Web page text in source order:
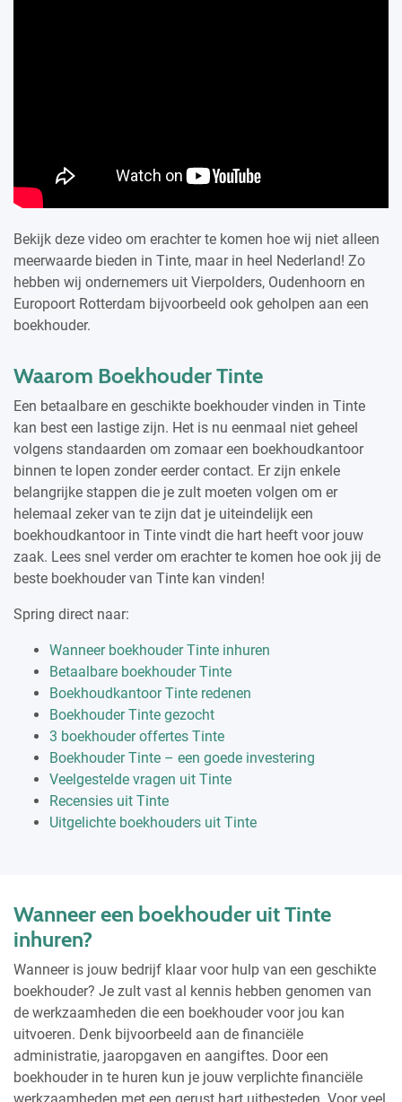
Bekijk deze video om erachter te komen hoe wij niet alleen
meerwaarde bieden in Tinte, maar in heel Nederland! Zo
hebben wij ondernemers uit Vierpolders, Oudenhoorn en
Europoort Rotterdam bijvoorbeeld ook geholpen aan een
boekhouder.
Waarom Boekhouder Tinte
Een betaalbare en geschikte boekhouder vinden in Tinte
kan best een lastige zijn. Het is nu eenmaal niet geheel
volgens standaarden om zomaar een boekhoudkantoor
binnen te lopen zonder eerder contact. Er zijn enkele
belangrijke stappen die je zult moeten volgen om er
helemaal zeker van te zijn dat je uiteindelijk een
boekhoudkantoor in Tinte vindt die hart heeft voor jouw
zaak. Lees snel verder om erachter te komen hoe ook jij de
beste boekhouder van Tinte kan vinden!
Spring direct naar:
Wanneer boekhouder Tinte inhuren
Betaalbare boekhouder Tinte
Boekhoudkantoor Tinte redenen
Boekhouder Tinte gezocht
3 boekhouder offertes Tinte
Boekhouder Tinte – een goede investering
Veelgestelde vragen uit Tinte
Recensies uit Tinte
Uitgelichte boekhouders uit Tinte
Wanneer een boekhouder uit Tinte
inhuren?
Wanneer is jouw bedrijf klaar voor hulp van een geschikte
boekhouder? Je zult vast al kennis hebben genomen van
de werkzaamheden die een boekhouder voor jou kan
uitvoeren. Denk bijvoorbeeld aan de financiële
administratie, jaaropgaven en aangiftes. Door een
boekhouder in te huren kun je jouw verplichte financiële